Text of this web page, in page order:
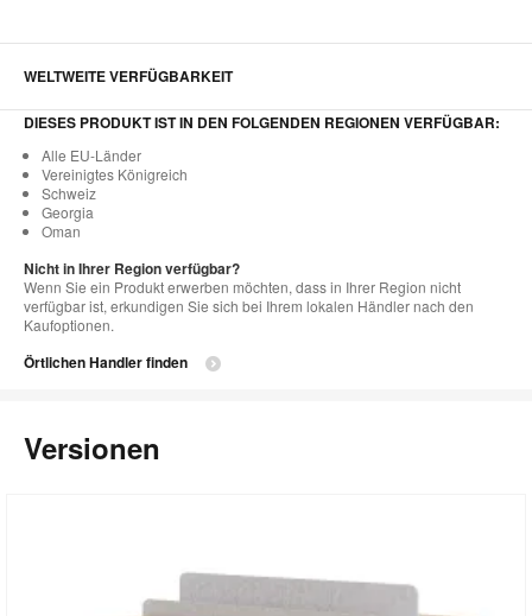
WELTWEITE VERFÜGBARKEIT
DIESES PRODUKT IST IN DEN FOLGENDEN REGIONEN VERFÜGBAR:
Alle EU-Länder
Vereinigtes Königreich
Schweiz
Georgia
Oman
Nicht in Ihrer Region verfügbar?
Wenn Sie ein Produkt erwerben möchten, dass in Ihrer Region nicht
verfügbar ist, erkundigen Sie sich bei Ihrem lokalen Händler nach den
Kaufoptionen.
Örtlichen Handler finden
Versionen